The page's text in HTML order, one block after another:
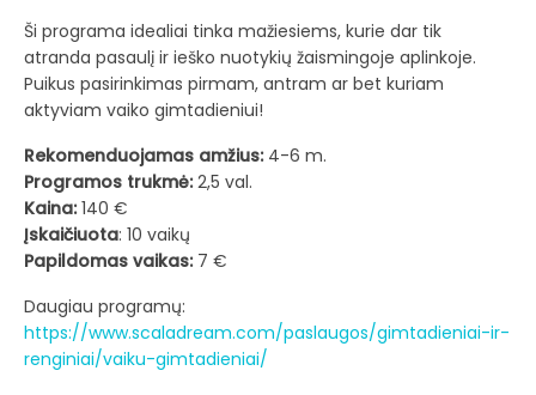
Ši programa idealiai tinka mažiesiems, kurie dar tik
atranda pasaulį ir ieško nuotykių žaismingoje aplinkoje.
Puikus pasirinkimas pirmam, antram ar bet kuriam
aktyviam vaiko gimtadieniui!
Rekomenduojamas amžius:4-6 m.
Programos trukmė:2,5 val.
Kaina:140 €
Įskaičiuota: 10 vaikų
Papildomas vaikas:7 €
Daugiau programų:
https://www.scaladream.com/paslaugos/gimtadieniai-ir-
renginiai/vaiku-gimtadieniai/